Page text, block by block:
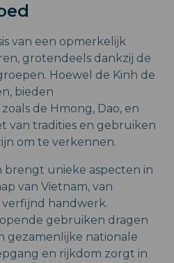
van een opmerkelijk
grotendeels dankzij de
Hoewel de Kinh de
bieden
de Hmong, Dao, en
van tradities en gebruiken
om te verkennen.
brengt unieke aspecten in
van Vietnam, van
handwerk.
gebruiken dragen
gezamenlijke nationale
en rijkdom zorgt in